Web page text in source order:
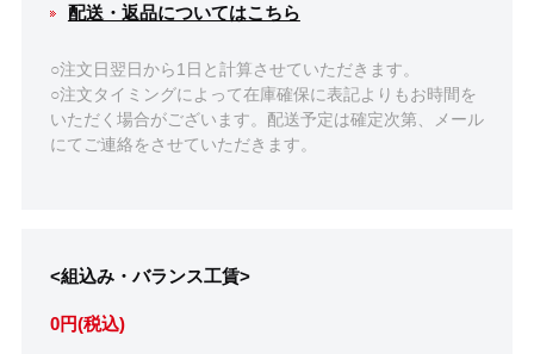
配送・返品についてはこちら
○注文日翌日から1日と計算させていただきます。
○注文タイミングによって在庫確保に表記よりもお時間を
いただく場合がございます。配送予定は確定次第、メール
にてご連絡をさせていただきます。
<組込み・バランス工賃>
0円(税込)